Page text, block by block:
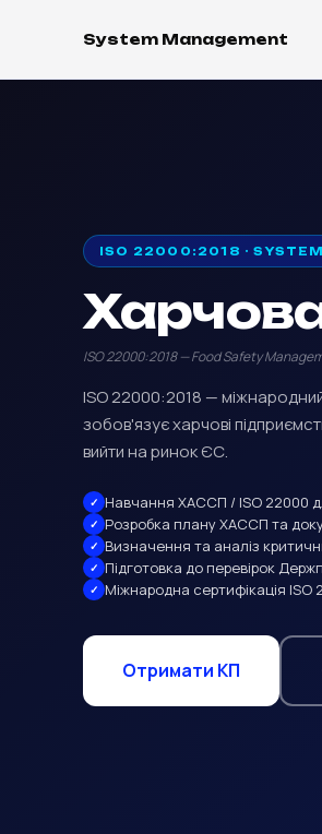
System Management
ISO 22000:2018 ·
ISO 22000:2018 — Food Safety
ISO 22000:2018 —
зобов'язує харчові
вийти на ринок ЄС.
Навчання ХАССП / ISO 22000
Розробка плану ХАССП та
Визначення та аналіз
Підготовка до перевірок
Міжнародна сертифікація ISO
Отримати КП